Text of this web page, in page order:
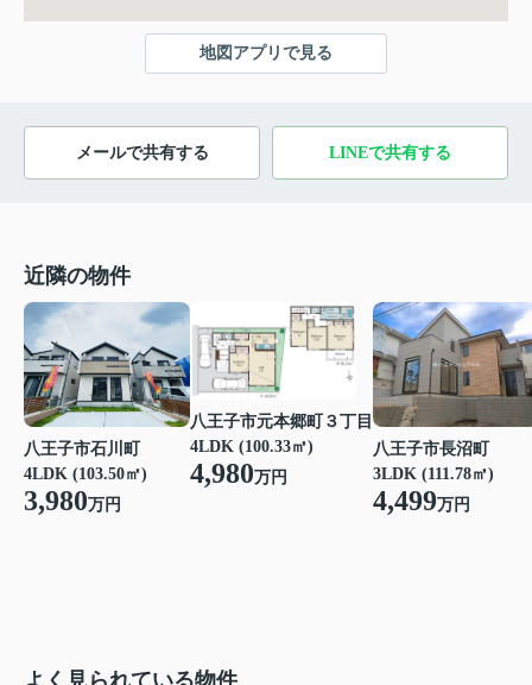
地図アプリで見る
メールで共有する LINEで共有する
近隣の物件
八王子市石川町
4LDK (103.50㎡)
3,980万円
八王子市元本郷町３丁目
4LDK (100.33㎡)
4,980万円
八王子市長沼町
3LDK (111.78㎡)
4,499万円